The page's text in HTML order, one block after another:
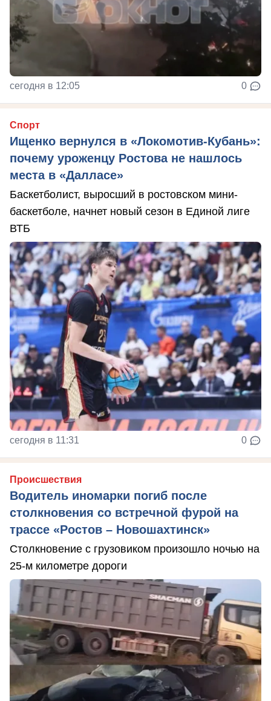
сегодня в 12:05 0
Спорт
Ищенко вернулся в «Локомотив-Кубань»:
почему уроженцу Ростова не нашлось
места в «Далласе»
Баскетболист, выросший в ростовском мини-
баскетболе, начнет новый сезон в Единой лиге
ВТБ
сегодня в 11:31 0
Происшествия
Водитель иномарки погиб после
столкновения со встречной фурой на
трассе «Ростов – Новошахтинск»
Столкновение с грузовиком произошло ночью на
25-м километре дороги